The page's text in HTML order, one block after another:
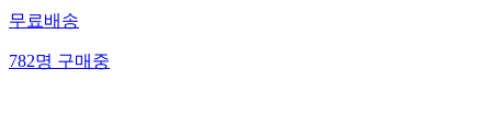
무료배송
782명구매중